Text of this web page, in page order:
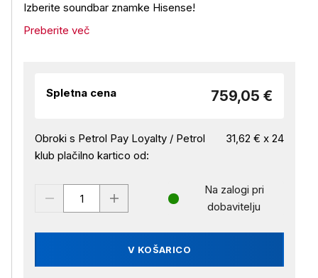
Izberite soundbar znamke Hisense!
Preberite več
Spletna cena 759,05 €
Obroki s Petrol Pay Loyalty / Petrol
klub plačilno kartico od:
31,62 € x 24
V KOŠARICO
Na zalogi pri
dobavitelju